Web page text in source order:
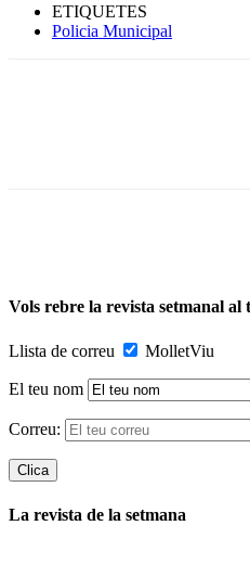
ETIQUETES
Policia Municipal
Vols rebre la revista setmanal al
Llista de correu MolletViu
El teu nom
Correu:
La revista de la setmana